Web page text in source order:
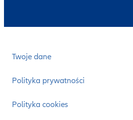
Twoje dane
Polityka prywatności
Polityka cookies